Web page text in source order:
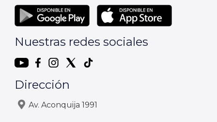
Nuestras redes sociales
Dirección
Av. Aconquija 1991